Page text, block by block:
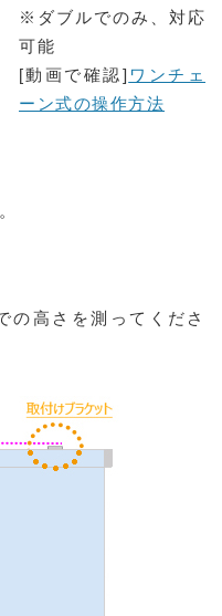
※ダブルでのみ、対応
可能
[動画で確認] ワンチェ
ーン式の操作方法
の高さを測ってくださ